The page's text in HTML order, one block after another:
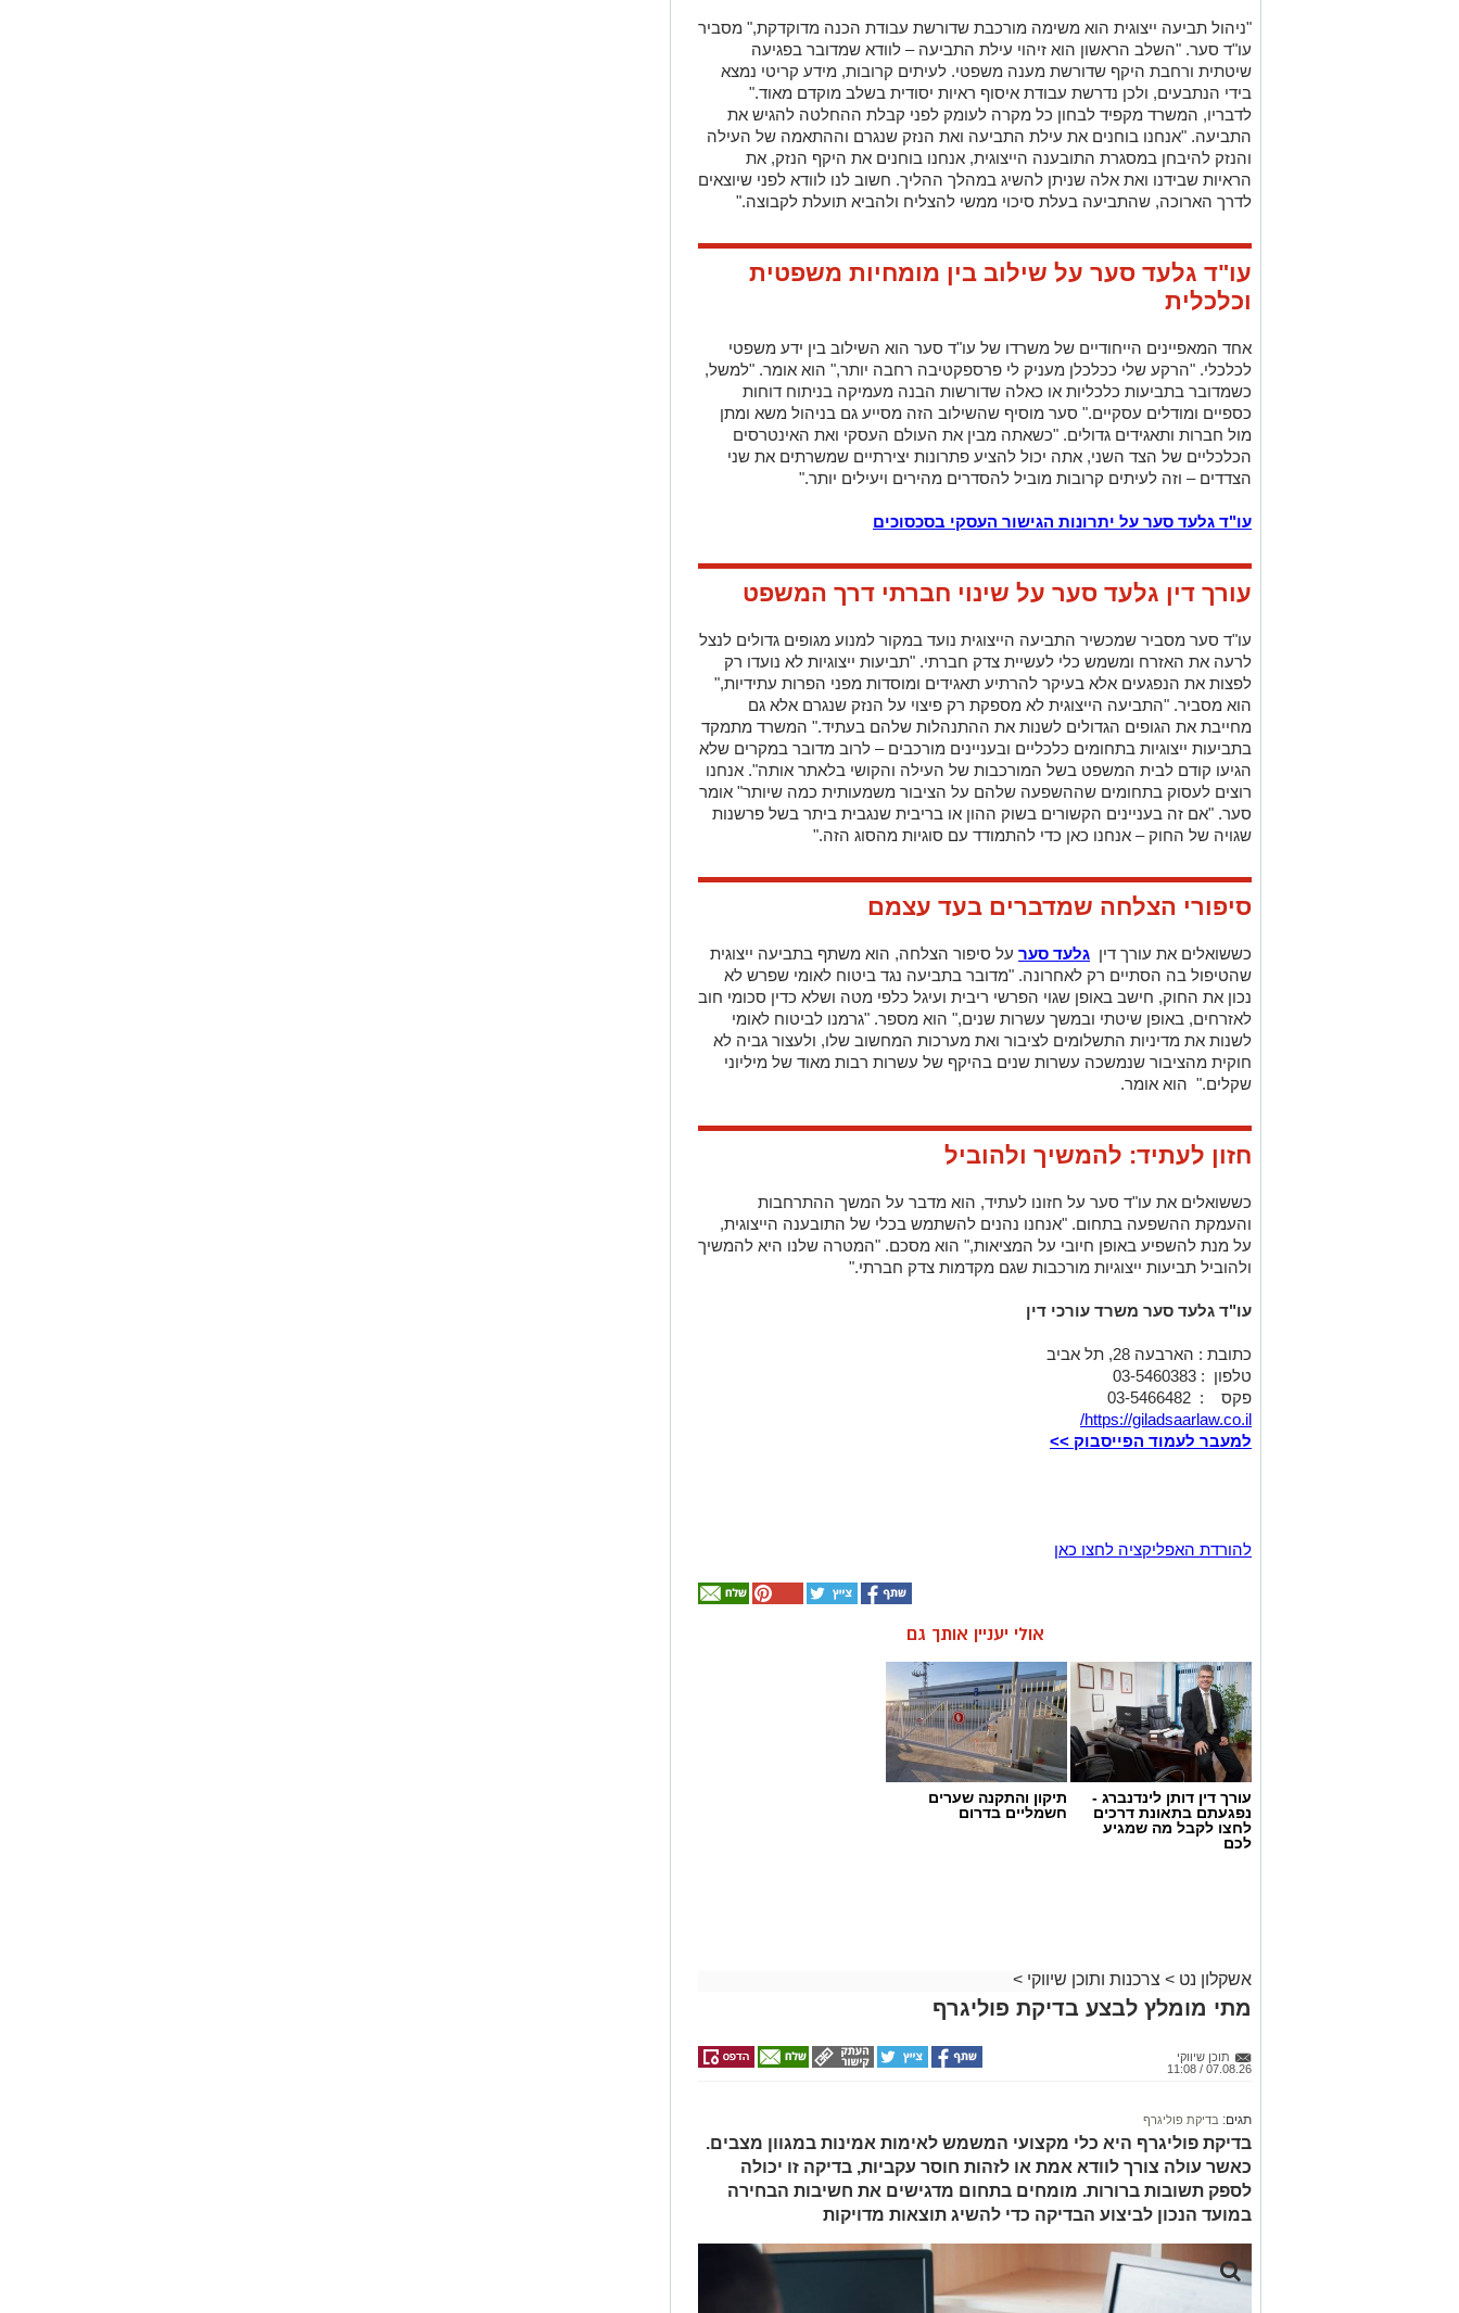
"ניהול תביעה ייצוגית הוא משימה מורכבת שדורשת עבודת הכנה מדוקדקת," מסביר
עו"ד סער. "השלב הראשון הוא זיהוי עילת התביעה – לוודא שמדובר בפגיעה
שיטתית ורחבת היקף שדורשת מענה משפטי. לעיתים קרובות, מידע קריטי נמצא
בידי הנתבעים, ולכן נדרשת עבודת איסוף ראיות יסודית בשלב מוקדם מאוד."
לדבריו, המשרד מקפיד לבחון כל מקרה לעומק לפני קבלת ההחלטה להגיש את
התביעה. "אנחנו בוחנים את עילת התביעה ואת הנזק שנגרם וההתאמה של העילה
והנזק להיבחן במסגרת התובענה הייצוגית, אנחנו בוחנים את היקף הנזק, את
הראיות שבידנו ואת אלה שניתן להשיג במהלך ההליך. חשוב לנו לוודא לפני שיוצאים
לדרך הארוכה, שהתביעה בעלת סיכוי ממשי להצליח ולהביא תועלת לקבוצה."
עו"ד גלעד סער על שילוב בין מומחיות משפטית
וכלכלית
אחד המאפיינים הייחודיים של משרדו של עו"ד סער הוא השילוב בין ידע משפטי
לכלכלי. "הרקע שלי ככלכלן מעניק לי פרספקטיבה רחבה יותר," הוא אומר. "למשל,
כשמדובר בתביעות כלכליות או כאלה שדורשות הבנה מעמיקה בניתוח דוחות
כספיים ומודלים עסקיים." סער מוסיף שהשילוב הזה מסייע גם בניהול משא ומתן
מול חברות ותאגידים גדולים. "כשאתה מבין את העולם העסקי ואת האינטרסים
הכלכליים של הצד השני, אתה יכול להציע פתרונות יצירתיים שמשרתים את שני
הצדדים – וזה לעיתים קרובות מוביל להסדרים מהירים ויעילים יותר."
עו"ד גלעד סער על יתרונות הגישור העסקי בסכסוכים
עורך דין גלעד סער על שינוי חברתי דרך המשפט
עו"ד סער מסביר שמכשיר התביעה הייצוגית נועד במקור למנוע מגופים גדולים לנצל
לרעה את האזרח ומשמש כלי לעשיית צדק חברתי. "תביעות ייצוגיות לא נועדו רק
לפצות את הנפגעים אלא בעיקר להרתיע תאגידים ומוסדות מפני הפרות עתידיות,"
הוא מסביר. "התביעה הייצוגית לא מספקת רק פיצוי על הנזק שנגרם אלא גם
מחייבת את הגופים הגדולים לשנות את ההתנהלות שלהם בעתיד." המשרד מתמקד
בתביעות ייצוגיות בתחומים כלכליים ובעניינים מורכבים – לרוב מדובר במקרים שלא
הגיעו קודם לבית המשפט בשל המורכבות של העילה והקושי בלאתר אותה". אנחנו
רוצים לעסוק בתחומים שההשפעה שלהם על הציבור משמעותית כמה שיותר" אומר
סער. "אם זה בעניינים הקשורים בשוק ההון או בריבית שנגבית ביתר בשל פרשנות
שגויה של החוק – אנחנו כאן כדי להתמודד עם סוגיות מהסוג הזה."
סיפורי הצלחה שמדברים בעד עצמם
כששואלים את עורך דין גלעד סער על סיפור הצלחה, הוא משתף בתביעה ייצוגית
שהטיפול בה הסתיים רק לאחרונה. "מדובר בתביעה נגד ביטוח לאומי שפרש לא
נכון את החוק, חישב באופן שגוי הפרשי ריבית ועיגל כלפי מטה ושלא כדין סכומי חוב
לאזרחים, באופן שיטתי ובמשך עשרות שנים," הוא מספר. "גרמנו לביטוח לאומי
לשנות את מדיניות התשלומים לציבור ואת מערכות המחשוב שלו, ולעצור גביה לא
חוקית מהציבור שנמשכה עשרות שנים בהיקף של עשרות רבות מאוד של מיליוני
שקלים." הוא אומר.
חזון לעתיד: להמשיך ולהוביל
כששואלים את עו"ד סער על חזונו לעתיד, הוא מדבר על המשך ההתרחבות
והעמקת ההשפעה בתחום. "אנחנו נהנים להשתמש בכלי של התובענה הייצוגית,
על מנת להשפיע באופן חיובי על המציאות," הוא מסכם. "המטרה שלנו היא להמשיך
ולהוביל תביעות ייצוגיות מורכבות שגם מקדמות צדק חברתי."
עו"ד גלעד סער משרד עורכי דין
כתובת : הארבעה 28, תל אביב
טלפון : 03-5460383
פקס : 03-5466482
https://giladsaarlaw.co.il
/
למעבר לעמוד הפייסבוק >>
להורדת האפליקציה לחצו כאן
אולי יעניין אותך גם
עורך דין דותן לינדנברג -
נפגעתם בתאונת דרכים
לחצו לקבל מה שמגיע
לכם
תיקון והתקנה שערים
חשמליים בדרום
אשקלון נט > צרכנות ותוכן שיווקי >
מתי מומלץ לבצע בדיקת פוליגרף
תוכן שיווקי
07.08.26 / 11:08
תגים: בדיקת פוליגרף
בדיקת פוליגרף היא כלי מקצועי המשמש לאימות אמינות במגוון מצבים.
כאשר עולה צורך לוודא אמת או לזהות חוסר עקביות, בדיקה זו יכולה
לספק תשובות ברורות. מומחים בתחום מדגישים את חשיבות הבחירה
במועד הנכון לביצוע הבדיקה כדי להשיג תוצאות מדויקות